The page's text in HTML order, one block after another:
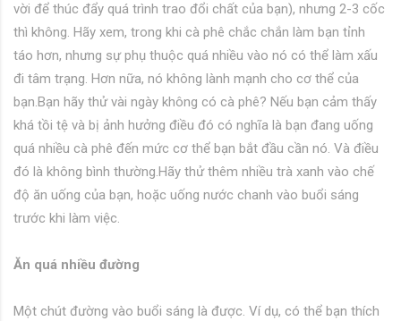
vời để thúc đẩy quá trình trao đổi chất của bạn), nhưng 2-3 cốc
thì không. Hãy xem, trong khi cà phê chắc chắn làm bạn tỉnh
táo hơn, nhưng sự phụ thuộc quá nhiều vào nó có thể làm xấu
đi tâm trạng. Hơn nữa, nó không lành mạnh cho cơ thể của
bạn.Bạn hãy thử vài ngày không có cà phê? Nếu bạn cảm thấy
khá tồi tệ và bị ảnh hưởng điều đó có nghĩa là bạn đang uống
quá nhiều cà phê đến mức cơ thể bạn bắt đầu cần nó. Và điều
đó là không bình thường.Hãy thử thêm nhiều trà xanh vào chế
độ ăn uống của bạn, hoặc uống nước chanh vào buổi sáng
trước khi làm việc.
Ăn quá nhiều đường
Một chút đường vào buổi sáng là được. Ví dụ, có thể bạn thích